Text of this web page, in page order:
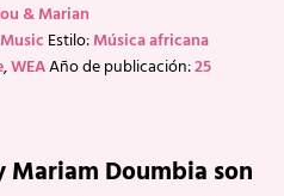
& Marian
Estilo:Música africana
,WEAAño de publicación:25
Doumbia son